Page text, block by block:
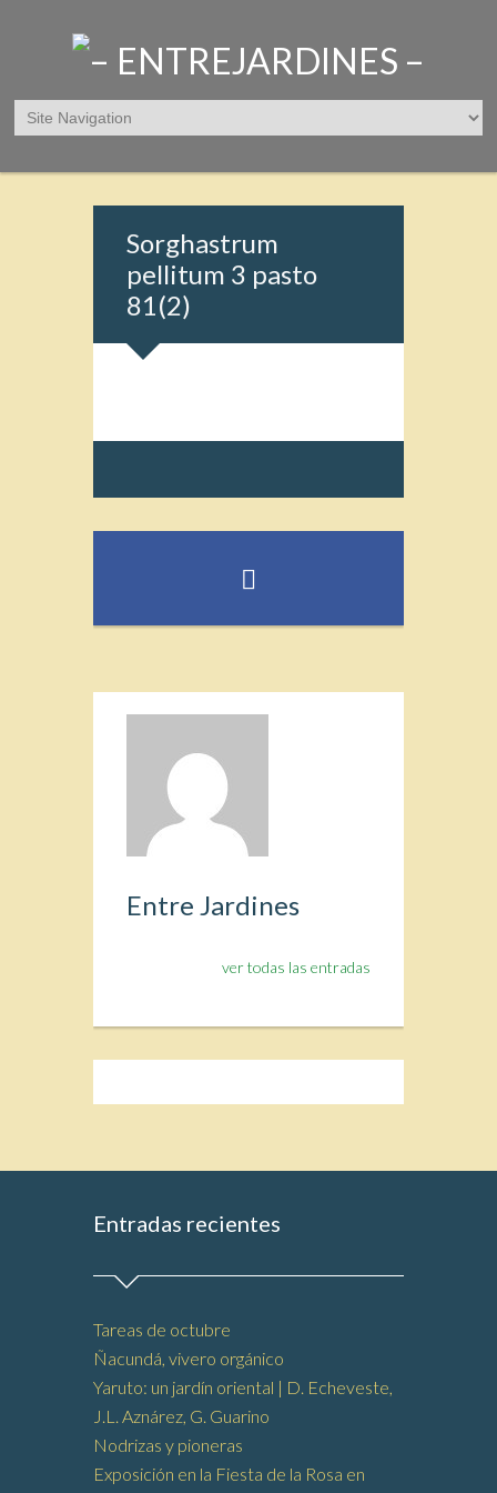
Sorghastrum
pellitum 3 pasto
81(2)
Entre Jardines
ver todas las entradas
Entradas recientes
Tareas de octubre
Ñacundá, vivero orgánico
Yaruto: un jardín oriental | D. Echeveste,
J.L. Aznárez, G. Guarino
Nodrizas y pioneras
Exposición en la Fiesta de la Rosa en